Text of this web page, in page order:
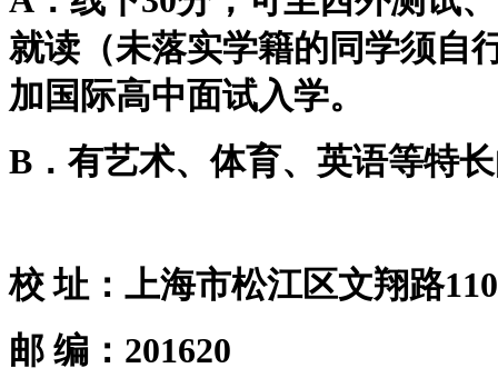
就读（未落实学籍的同学须自
加国际高中面试入学。
B ．有艺术、体育、英语等特
校 址：上海市松江区文翔路
邮 编： 201620